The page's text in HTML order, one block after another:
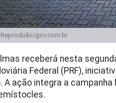
gov.com.br
receberá nesta
Federal (PRF),
A ação integra a campanha